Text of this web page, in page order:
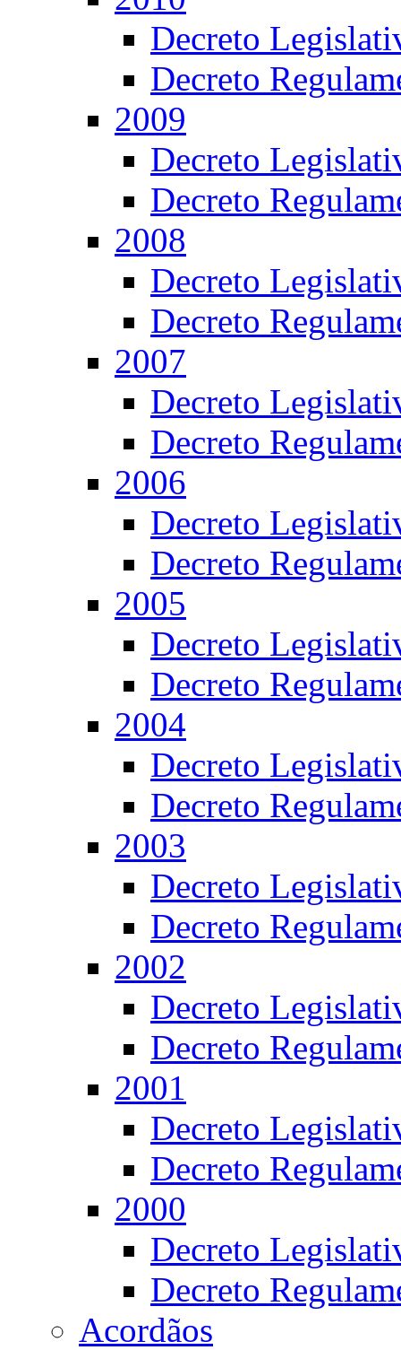
Decreto
Decreto
2009
Decreto
Decreto
2008
Decreto
Decreto
2007
Decreto
Decreto
2006
Decreto
Decreto
2005
Decreto
Decreto
2004
Decreto
Decreto
2003
Decreto
Decreto
2002
Decreto
Decreto
2001
Decreto
Decreto
2000
Decreto
Decreto
Acordãos